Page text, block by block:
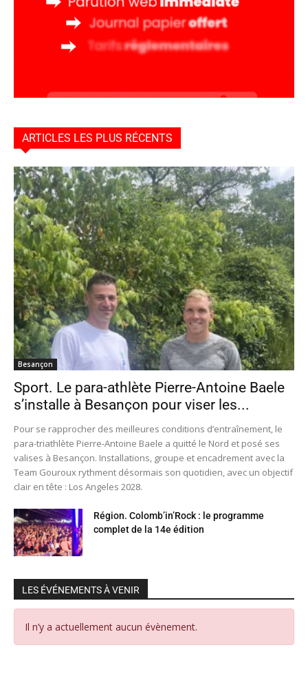
ARTICLES LES PLUS RÉCENTS
Besançon
Sport. Le para-athlète Pierre-Antoine Baele
s’installe à Besançon pour viser les...
Pour se rapprocher des meilleures conditions d’entraînement, le
para-triathlète Pierre-Antoine Baele a quitté le Nord et posé ses
valises à Besançon. Installations, groupe et encadrement avec la
Team Gouroux rythment désormais son quotidien, avec un objectif
clair en tête : Los Angeles 2028.
Région. Colomb’in’Rock : le programme
complet de la 14e édition
LES ÉVÉNEMENTS À VENIR
Il n’y a actuellement aucun évènement.